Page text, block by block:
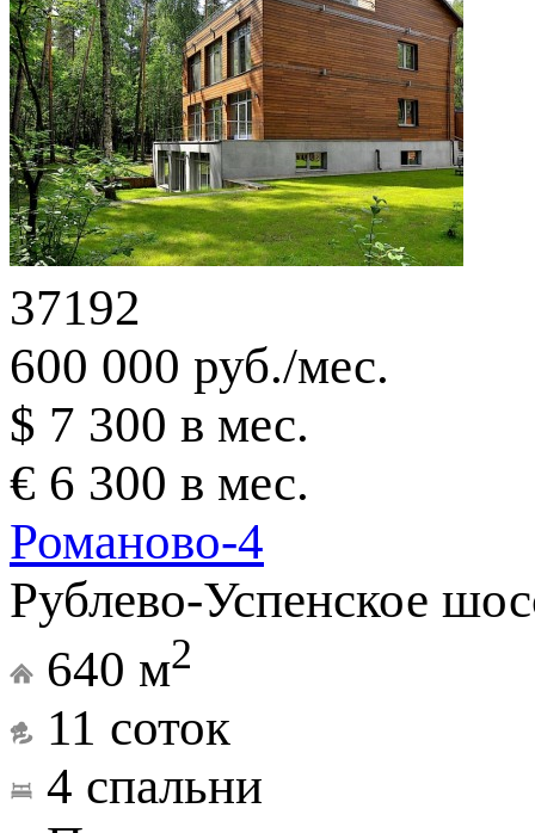
37192
600 000 руб./мес.
$ 7 300 в мес.
€ 6 300 в мес.
Романово-4
Рублево-Успенское
640 м2
11 соток
4 спальни